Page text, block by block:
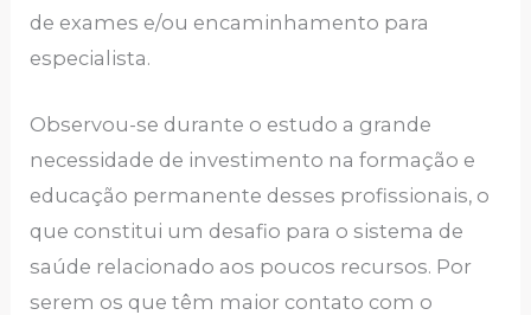
de exames e/ou encaminhamento para
especialista.
Observou-se durante o estudo a grande
necessidade de investimento na formação e
educação permanente desses profissionais, o
que constitui um desafio para o sistema de
saúde relacionado aos poucos recursos. Por
serem os que têm maior contato com o